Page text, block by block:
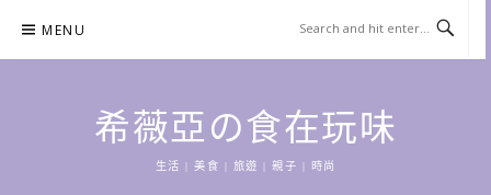
content
MENU
希薇亞の食在玩味
生活 | 美食 | 旅遊 | 親子 | 時尚